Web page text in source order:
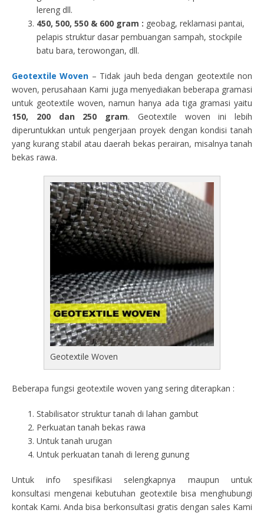
lereng dll.
450, 500, 550 & 600 gram : geobag, reklamasi pantai,
pelapis struktur dasar pembuangan sampah, stockpile
batu bara, terowongan, dll.
Geotextile Woven – Tidak jauh beda dengan geotextile non
woven, perusahaan Kami juga menyediakan beberapa gramasi
untuk geotextile woven, namun hanya ada tiga gramasi yaitu
150, 200 dan 250 gram. Geotextile woven ini lebih
diperuntukkan untuk pengerjaan proyek dengan kondisi tanah
yang kurang stabil atau daerah bekas perairan, misalnya tanah
bekas rawa.
Geotextile Woven
Beberapa fungsi geotextile woven yang sering diterapkan :
Stabilisator struktur tanah di lahan gambut
Perkuatan tanah bekas rawa
Untuk tanah urugan
Untuk perkuatan tanah di lereng gunung
Untuk info spesifikasi selengkapnya maupun untuk
konsultasi mengenai kebutuhan geotextile bisa menghubungi
kontak Kami. Anda bisa berkonsultasi gratis dengan sales Kami